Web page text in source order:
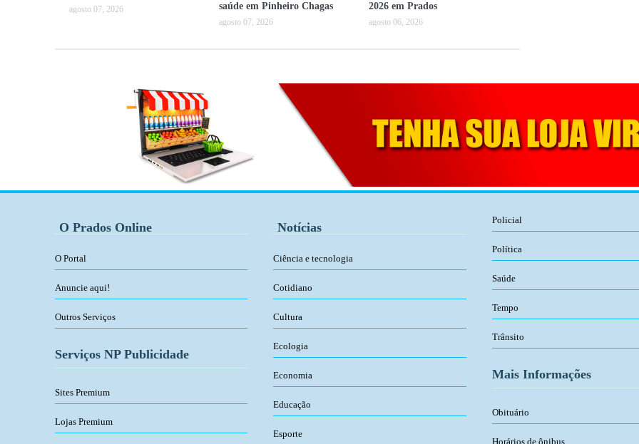
agosto 07, 2026
saúde em Pinheiro Chagas
agosto 07, 2026
2026 em Prados
agosto 06, 2026
O Prados Online
O Portal
Anuncie aqui!
Outros Serviços
Serviços NP Publicidade
Sites Premium
Lojas Premium
Notícias
Ciência e tecnologia
Cotidiano
Cultura
Ecologia
Economia
Educação
Esporte
Policial
Política
Saúde
Tempo
Trânsito
Mais Informações
Obituário
Horários de ônibus